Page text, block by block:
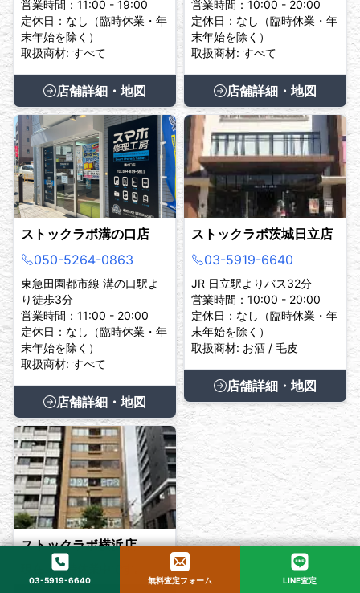
営業時間：11:00 - 19:00
定休日：なし（臨時休業・年
末年始を除く）
取扱商材: すべて
店舗詳細・地図
営業時間：10:00 - 20:00
定休日：なし（臨時休業・年
末年始を除く）
取扱商材: すべて
店舗詳細・地図
ストックラボ溝の口店
050-5264-0863
東急田園都市線 溝の口駅よ
り徒歩3分
営業時間：11:00 - 20:00
定休日：なし（臨時休業・年
末年始を除く）
取扱商材: すべて
店舗詳細・地図
ストックラボ茨城日立店
03-5919-6640
JR 日立駅よりバス32分
営業時間：10:00 - 20:00
定休日：なし（臨時休業・年
末年始を除く）
取扱商材: お酒 / 毛皮
店舗詳細・地図
ストックラボ横浜店
現在、臨時休業中です。
03-5919-6640 無料査定フォーム LINE査定